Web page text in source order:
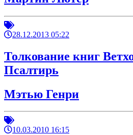
28.12.2013 05:22
Толкование книг
Псалтирь
Мэтью Генри
10.03.2010 16:15